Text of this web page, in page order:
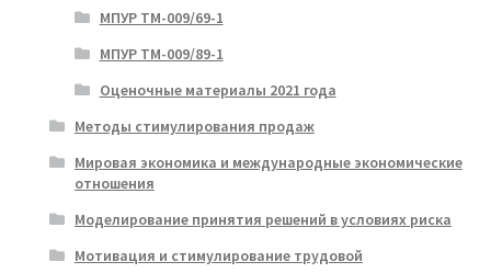
МПУР ТМ-009/69-1
МПУР ТМ-009/89-1
Оценочные материалы 2021 года
Методы стимулирования продаж
Мировая экономика и международные экономические
отношения
Моделирование принятия решений в условиях риска
Мотивация и стимулирование трудовой